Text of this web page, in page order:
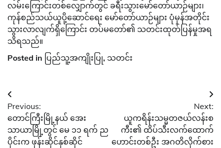
လမ်းကြောင်းတစ်လျှောက်တွင် ခရီးသွားမော်တော်ယာဉ်များ၊
ကုန်စည်သယ်ယူပို့ဆောင်ရေး မော်တော်ယာဉ်များ ပုံမှန်အတိုင်း
သွားလာလျက်ရှိကြောင်း တပ်မ​တော်၏ သတင်းထုတ်ပြန်မှုအရ
သိရသည်။
Posted in ပြည်သူ့အကျိုးပြု, သတင်း
Post
navigation
Previous:
တောင်ကြီးမြို့နယ် အေး
သာယာမြို့တွင် ​မေ ၁၁ ရက် ည
ပိုင်းက ဖုန်းဆိုင်နှစ်ဆိုင်
Next:
ယူကရိန်းသမ္မတဇယ်လန်းစ
ကီး၏ ထိပ်သီးလက်ထောက်
ဟောင်းတစ်ဦး အဂတိလိုက်စား